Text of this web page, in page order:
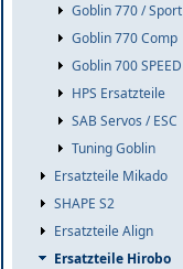
Goblin 770 / Sport
Goblin 770 Comp
Goblin 700 SPEED
HPS Ersatzteile
SAB Servos / ESC
Tuning Goblin
Ersatzteile Mikado
SHAPE S2
Ersatzteile Align
Ersatzteile Hirobo